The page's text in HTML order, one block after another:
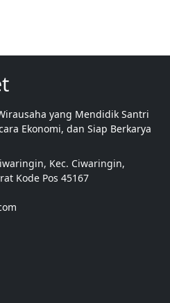
yang Mendidik Santri
Ekonomi, dan Siap Berkarya
Kec. Ciwaringin,
Kode Pos 45167